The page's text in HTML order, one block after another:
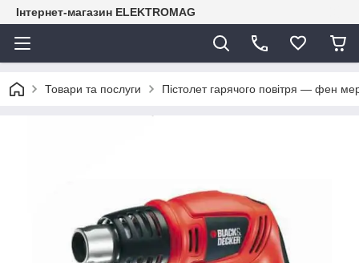
Інтернет-магазин ELEKTROMAG
Товари та послуги Пістолет гарячого повітря — фен